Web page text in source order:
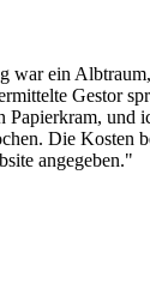
war ein
Gestor
Papierkram, und
Die Kosten
angegeben."